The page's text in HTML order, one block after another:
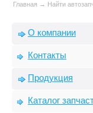
Главная → Найти
О компании
Контакты
Продукция
Каталог